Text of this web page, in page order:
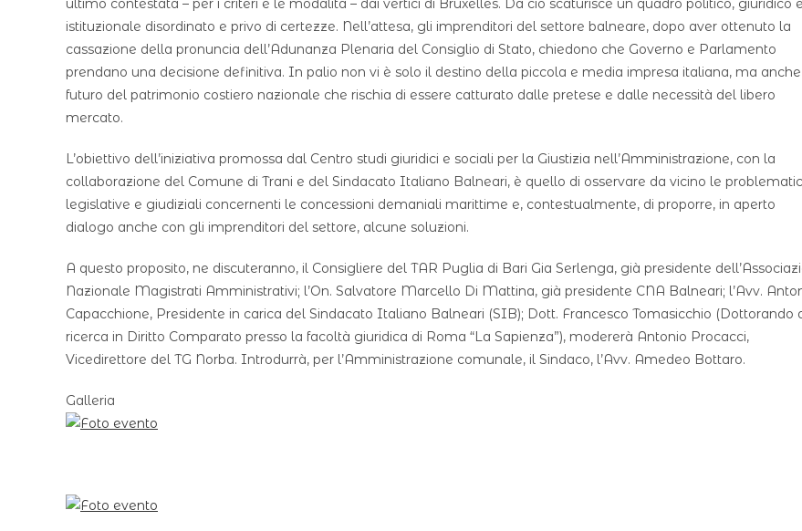
ultimo contestata – per i criteri e le modalità – dai vertici di Bruxelles. Da ciò scaturisce un quadro politico, giuridico e
istituzionale disordinato e privo di certezze. Nell’attesa, gli imprenditori del settore balneare, dopo aver ottenuto la
cassazione della pronuncia dell’Adunanza Plenaria del Consiglio di Stato, chiedono che Governo e Parlamento
prendano una decisione definitiva. In palio non vi è solo il destino della piccola e media impresa italiana, ma
futuro del patrimonio costiero nazionale che rischia di essere catturato dalle pretese e dalle necessità del libero
mercato.
L’obiettivo dell’iniziativa promossa dal Centro studi giuridici e sociali per la Giustizia nell’Amministrazione, con la
collaborazione del Comune di Trani e del Sindacato Italiano Balneari, è quello di osservare da vicino le
legislative e giudiziali concernenti le concessioni demaniali marittime e, contestualmente, di proporre, in aperto
dialogo anche con gli imprenditori del settore, alcune soluzioni.
A questo proposito, ne discuteranno, il Consigliere del TAR Puglia di Bari Gia Serlenga, già presidente
Nazionale Magistrati Amministrativi; l’On. Salvatore Marcello Di Mattina, già presidente CNA Balneari; l’Avv.
Capacchione, Presidente in carica del Sindacato Italiano Balneari (SIB); Dott. Francesco Tomasicchio (Dottorando
ricerca in Diritto Comparato presso la facoltà giuridica di Roma “La Sapienza”), modererà Antonio Procacci,
Vicedirettore del TG Norba. Introdurrà, per l’Amministrazione comunale, il Sindaco, l’Avv. Amedeo Bottaro.
Galleria